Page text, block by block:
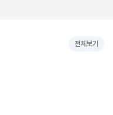
전체보기